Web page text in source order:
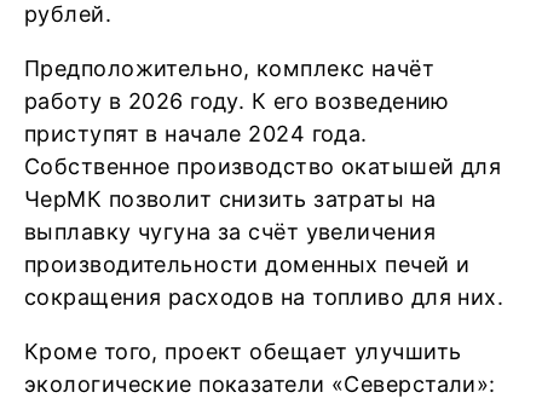
рублей.
Предположительно, комплекс начёт
работу в 2026 году. К его возведению
приступят в начале 2024 года.
Собственное производство окатышей для
ЧерМК позволит снизить затраты на
выплавку чугуна за счёт увеличения
производительности доменных печей и
сокращения расходов на топливо для них.
Кроме того, проект обещает улучшить
экологические показатели «Северстали»: